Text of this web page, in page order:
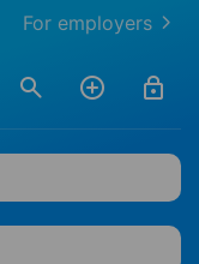
For employers